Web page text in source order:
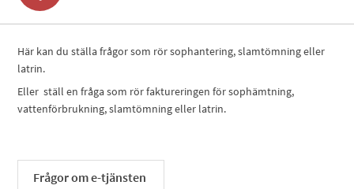
Här kan du ställa frågor som rör sophantering, slamtömning eller
latrin.
Eller ställ en fråga som rör faktureringen för sophämtning,
vattenförbrukning, slamtömning eller latrin.
Frågor om e-tjänsten